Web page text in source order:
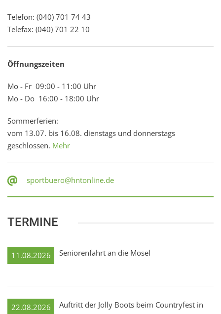
Telefon: (040) 701 74 43
Telefax: (040) 701 22 10
Öffnungszeiten
Mo - Fr 09:00 - 11:00 Uhr
Mo - Do 16:00 - 18:00 Uhr
Sommerferien:
vom 13.07. bis 16.08. dienstags und donnerstags
geschlossen. Mehr
sportbuero@hntonline.de
TERMINE
11.08.2026 Seniorenfahrt an die Mosel
22.08.2026
Auftritt der Jolly Boots beim Countryfest in